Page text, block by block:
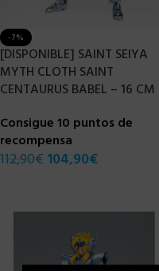
-7%
[DISPONIBLE] SAINT SEIYA
MYTH CLOTH SAINT
CENTAURUS BABEL – 16 CM
Consigue 10 puntos de
recompensa
112,90€ 104,90€